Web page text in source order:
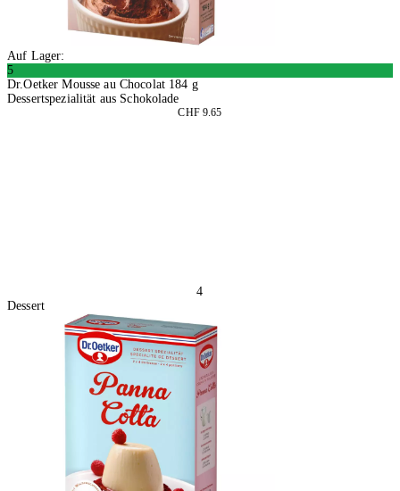
Auf Lager:
5
Dr.Oetker Mousse au Chocolat 184 g
Dessertspezialität aus Schokolade
CHF 9.65
4
Dessert